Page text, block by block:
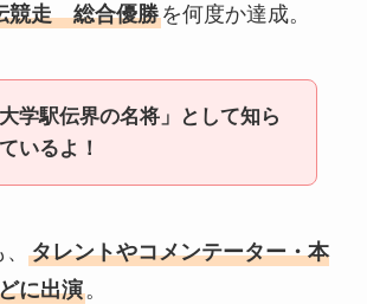
競走 総合優勝を何度か達成。
大学駅伝界の名将」として知ら
いるよ！
タレントやコメンテーター・本
に出演。